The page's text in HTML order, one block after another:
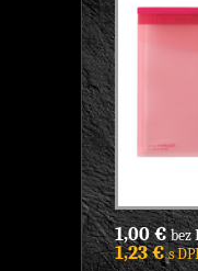
1,00 €bez
1,23 €s